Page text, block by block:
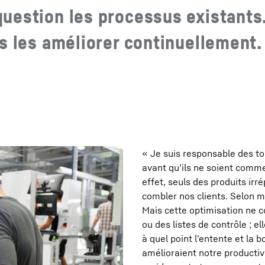
les processus
les améliorer continuellement.
« Je suis responsable des
avant qu’ils ne soient
effet, seuls des produits
combler nos clients. Selon
Mais cette optimisation ne
ou des listes de contrôle ;
à quel point l’entente et la
amélioraient notre